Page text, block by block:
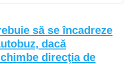
să se încadreze
dacă
direcţia de